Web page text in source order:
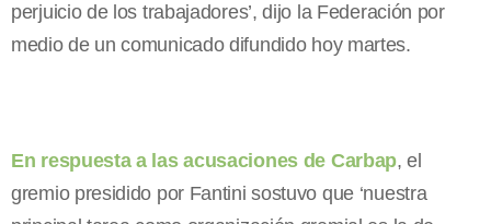
perjuicio de los trabajadores’, dijo la Federación por
medio de un comunicado difundido hoy martes.
En respuesta a las acusaciones de Carbap, el
gremio presidido por Fantini sostuvo que ‘nuestra